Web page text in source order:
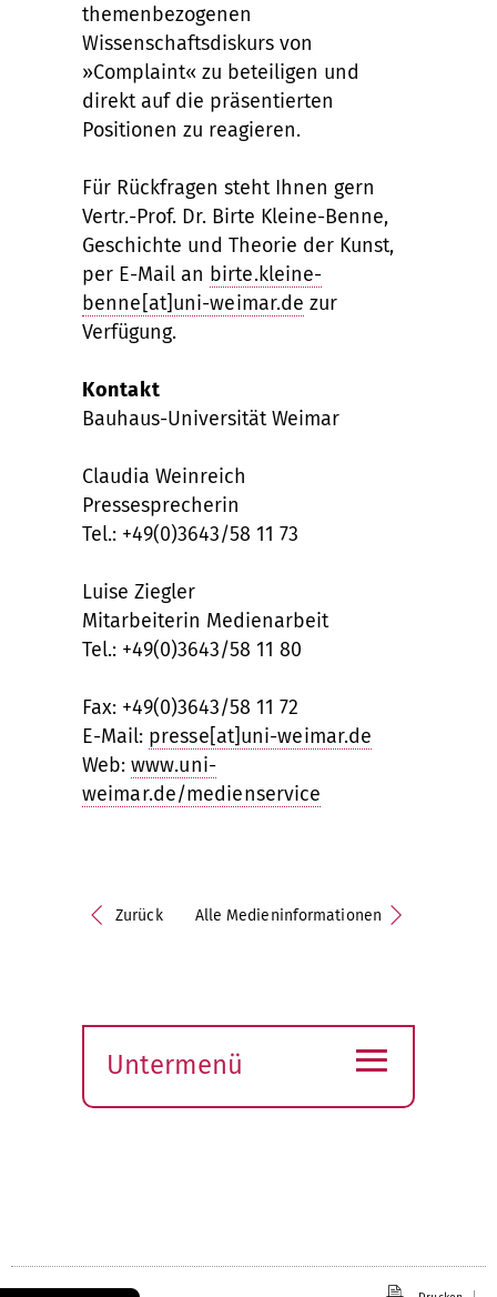
themenbezogenen
Wissenschaftsdiskurs von
»Complaint« zu beteiligen und
direkt auf die präsentierten
Positionen zu reagieren.
Für Rückfragen steht Ihnen gern
Vertr.-Prof. Dr. Birte Kleine-Benne,
Geschichte und Theorie der Kunst,
per E-Mail an birte.kleine-
benne[at]uni-weimar.de zur
Verfügung.
Kontakt
Bauhaus-Universität Weimar
Claudia Weinreich
Pressesprecherin
Tel.: +49(0)3643/58 11 73
Luise Ziegler
Mitarbeiterin Medienarbeit
Tel.: +49(0)3643/58 11 80
Fax: +49(0)3643/58 11 72
E-Mail: presse[at]uni-weimar.de
Web: www.uni-
weimar.de/medienservice
Zurück Alle Medieninformationen
Untermenü
≡